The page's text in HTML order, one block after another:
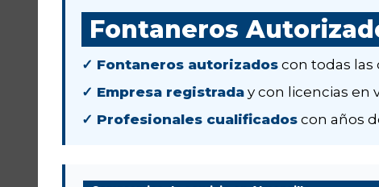
Fontaneros
✓ Fontaneros autorizados con todas las
✓ Empresa registrada y con licencias en
✓ Profesionales cualificados con años